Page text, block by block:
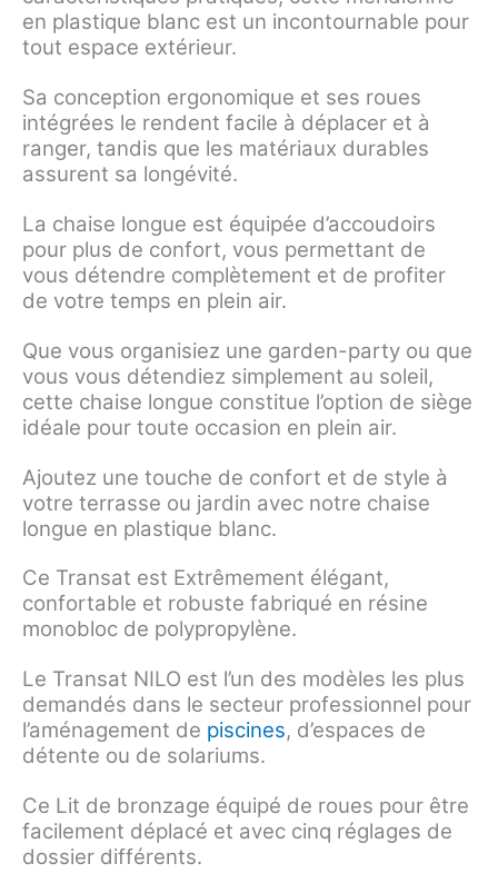
en plastique blanc est un incontournable pour
tout espace extérieur.
Sa conception ergonomique et ses roues
intégrées le rendent facile à déplacer et à
ranger, tandis que les matériaux durables
assurent sa longévité.
La chaise longue est équipée d’accoudoirs
pour plus de confort, vous permettant de
vous détendre complètement et de profiter
de votre temps en plein air.
Que vous organisiez une garden-party ou que
vous vous détendiez simplement au soleil,
cette chaise longue constitue l’option de siège
idéale pour toute occasion en plein air.
Ajoutez une touche de confort et de style à
votre terrasse ou jardin avec notre chaise
longue en plastique blanc.
Ce Transat est Extrêmement élégant,
confortable et robuste fabriqué en résine
monobloc de polypropylène.
Le Transat NILO est l’un des modèles les plus
demandés dans le secteur professionnel pour
l’aménagement de piscines, d’espaces de
détente ou de solariums.
Ce Lit de bronzage équipé de roues pour être
facilement déplacé et avec cinq réglages de
dossier différents.